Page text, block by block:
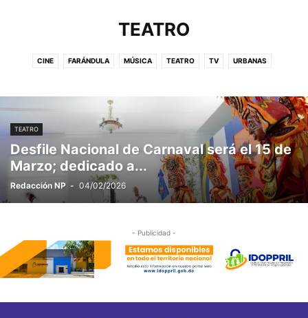
TEATRO
CINE FARÁNDULA MÚSICA TEATRO TV URBANAS
TEATRO
Desfile Nacional de Carnaval será el 15 de
Marzo; dedicado a...
Redacción NP - 04/02/2026
- Publicidad -